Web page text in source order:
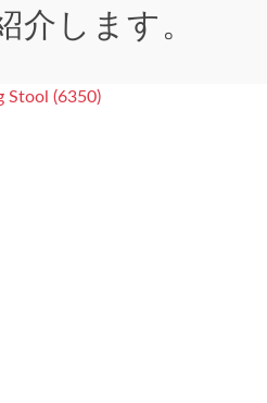
介します。